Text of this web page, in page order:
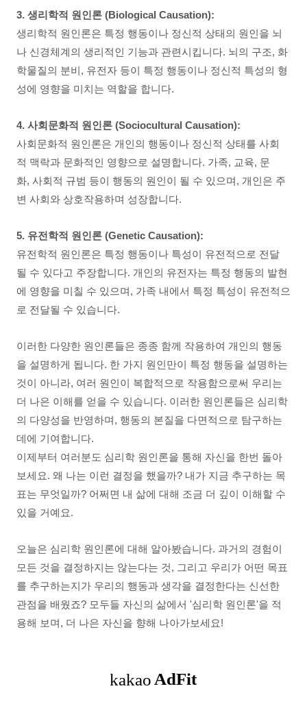
3. 생리학적 원인론 (Biological Causation):
생리학적 원인론은 특정 행동이나 정신적 상태의 원인을 뇌
나 신경체계의 생리적인 기능과 관련시킵니다. 뇌의 구조, 화
학물질의 분비, 유전자 등이 특정 행동이나 정신적 특성의 형
성에 영향을 미치는 역할을 합니다.
4. 사회문화적 원인론 (Sociocultural Causation):
사회문화적 원인론은 개인의 행동이나 정신적 상태를 사회
적 맥락과 문화적인 영향으로 설명합니다. 가족, 교육, 문
화, 사회적 규범 등이 행동의 원인이 될 수 있으며, 개인은 주
변 사회와 상호작용하며 성장합니다.
5. 유전학적 원인론 (Genetic Causation):
유전학적 원인론은 특정 행동이나 특성이 유전적으로 전달
될 수 있다고 주장합니다. 개인의 유전자는 특정 행동의 발현
에 영향을 미칠 수 있으며, 가족 내에서 특정 특성이 유전적으
로 전달될 수 있습니다.
이러한 다양한 원인론들은 종종 함께 작용하여 개인의 행동
을 설명하게 됩니다. 한 가지 원인만이 특정 행동을 설명하는
것이 아니라, 여러 원인이 복합적으로 작용함으로써 우리는
더 나은 이해를 얻을 수 있습니다. 이러한 원인론들은 심리학
의 다양성을 반영하며, 행동의 본질을 다면적으로 탐구하는
데에 기여합니다.
이제부터 여러분도 심리학 원인론을 통해 자신을 한번 돌아
보세요. 왜 나는 이런 결정을 했을까? 내가 지금 추구하는 목
표는 무엇일까? 어쩌면 내 삶에 대해 조금 더 깊이 이해할 수
있을 거예요.
오늘은 심리학 원인론에 대해 알아봤습니다. 과거의 경험이
모든 것을 결정하지는 않는다는 것, 그리고 우리가 어떤 목표
를 추구하는지가 우리의 행동과 생각을 결정한다는 신선한
관점을 배웠죠? 모두들 자신의 삶에서 '심리학 원인론'을 적
용해 보며, 더 나은 자신을 향해 나아가보세요!